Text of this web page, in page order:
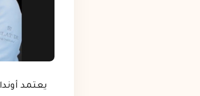
يعتمد